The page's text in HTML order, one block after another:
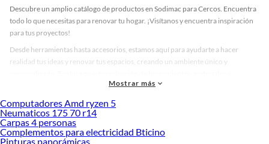
Descubre un amplio catálogo de productos en Sodimac para Cercos. Encuentra
todo lo que necesitas para renovar tu hogar. ¡Visítanos y encuentra inspiración
para tus proyectos!
Desde herramientas hasta accesorios, estamos aquí para ayudarte a hacer
realidad tus ideas y renovar tus espacios, creando un ambiente único y
accesorios de calidad que te ayudarán a crear un espacio más tú.
Desde remodelaciones hasta proyectos de decoración, estamos aquí para hacer
tus ideas realidad. ¡Visítanos y encuentra todo lo que tenemos para ofrecerte en
Cercos!
Mostrar más
Computadores Amd ryzen 5
Neumaticos 175 70 r14
Carpas 4 personas
Complementos para electricidad Bticino
Pinturas panorámicas